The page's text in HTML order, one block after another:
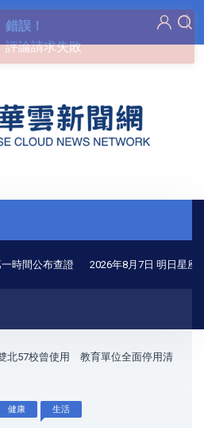
間公布查證 2026年8月7日 明日星座運
北57校曾使用 教育單位全面停用清
健康 生活